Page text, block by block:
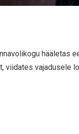
hääletas
viidates vajadusele